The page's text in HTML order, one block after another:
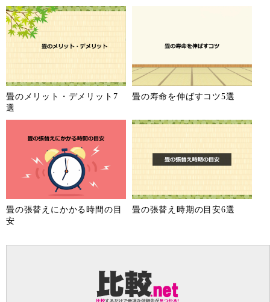
畳のメリット・デメリット7
選
畳の寿命を伸ばすコツ5選
畳の張替えにかかる時間の目
安
畳の張替え時期の目安6選